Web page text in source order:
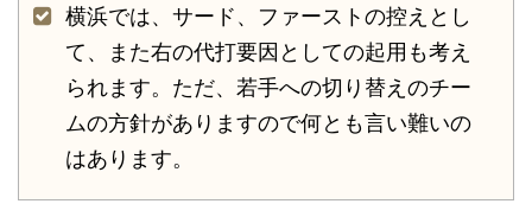
横浜では、サード、ファーストの控えとし
て、また右の代打要因としての起用も考え
られます。ただ、若手への切り替えのチー
ムの方針がありますので何とも言い難いの
はあります。